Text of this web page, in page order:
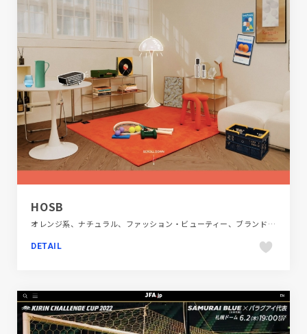
HOSB
オレンジ系、ナチュラル、ファッション・ビューティー、ブランド・サービスサイト、大きめ写真、海外サイト
DETAIL